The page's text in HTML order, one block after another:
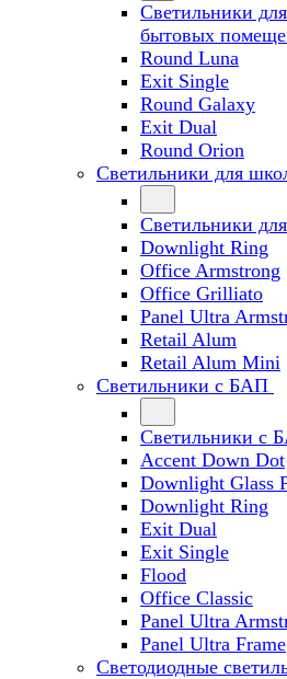
Светильники
бытовых
Round Luna
Exit Single
Round Galaxy
Exit Dual
Round Orion
Светильники для
Светильники
Downlight Ring
Office Armstrong
Office Grilliato
Panel Ultra
Retail Alum
Retail Alum Mini
Светильники с БАП
Светильники с
Accent Down Dot
Downlight Glass
Downlight Ring
Exit Dual
Exit Single
Flood
Office Classic
Panel Ultra
Panel Ultra Frame
Светодиодные